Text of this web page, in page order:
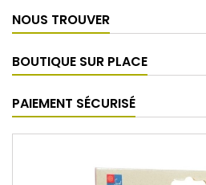
NOUS TROUVER
BOUTIQUE SUR PLACE
PAIEMENT SÉCURISÉ